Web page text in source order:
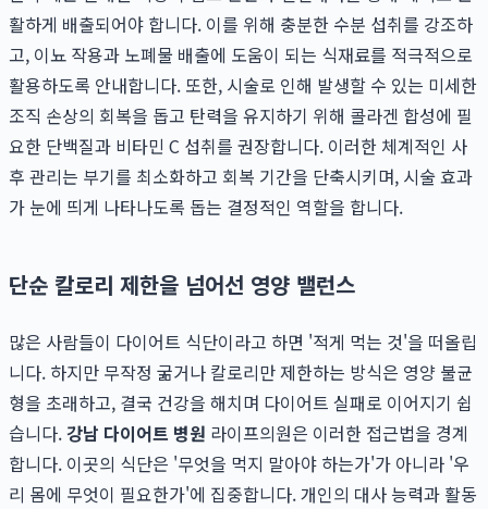
활하게 배출되어야 합니다. 이를 위해 충분한 수분 섭취를 강조하
고, 이뇨 작용과 노폐물 배출에 도움이 되는 식재료를 적극적으로
활용하도록 안내합니다. 또한, 시술로 인해 발생할 수 있는 미세한
조직 손상의 회복을 돕고 탄력을 유지하기 위해 콜라겐 합성에 필
요한 단백질과 비타민 C 섭취를 권장합니다. 이러한 체계적인 사
후 관리는 부기를 최소화하고 회복 기간을 단축시키며, 시술 효과
가 눈에 띄게 나타나도록 돕는 결정적인 역할을 합니다.
단순 칼로리 제한을 넘어선 영양 밸런스
많은 사람들이 다이어트 식단이라고 하면 '적게 먹는 것'을 떠올립
니다. 하지만 무작정 굶거나 칼로리만 제한하는 방식은 영양 불균
형을 초래하고, 결국 건강을 해치며 다이어트 실패로 이어지기 쉽
습니다. 강남 다이어트 병원 라이프의원은 이러한 접근법을 경계
합니다. 이곳의 식단은 '무엇을 먹지 말아야 하는가'가 아니라 '우
리 몸에 무엇이 필요한가'에 집중합니다. 개인의 대사 능력과 활동